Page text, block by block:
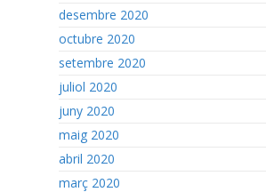
desembre 2020
octubre 2020
setembre 2020
juliol 2020
juny 2020
maig 2020
abril 2020
març 2020